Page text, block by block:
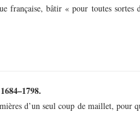
française, bâtir « pour toutes sortes
d’un seul coup de maillet, pour